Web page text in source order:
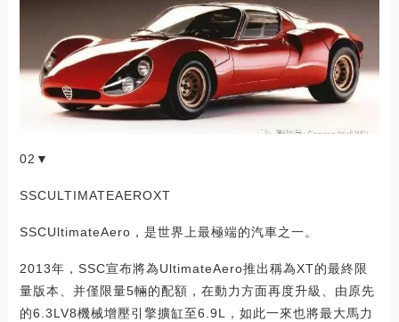
02▼
SSCULTIMATEAEROXT
SSCUltimateAero，是世界上最極端的汽車之一。
2013年，SSC宣布將為UltimateAero推出稱為XT的最終限
量版本、并僅限量5輛的配額，在動力方面再度升級、由原先
的6.3LV8機械增壓引擎擴缸至6.9L，如此一來也將最大馬力